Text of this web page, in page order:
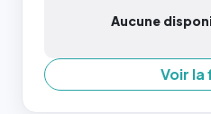
Aucune
Voir la